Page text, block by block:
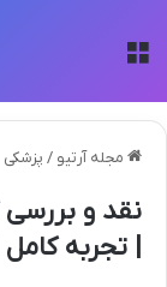
مجله آرتیو / پزشکی
نقد و
| تجربه